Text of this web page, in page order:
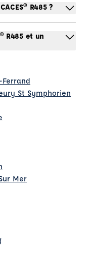
R485 ?
R485 et un
Ferrand
St Symphorien
Mer